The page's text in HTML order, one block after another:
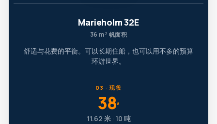
Marieholm 32E
36 m² 帆面积
舒适与花费的平衡。可以长期住船，也可以用不多的预算
环游世界。
03 · 现役
38′
11.62 米 · 10 吨